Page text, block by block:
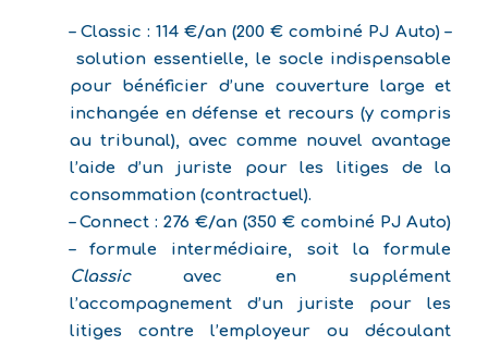
– Classic : 114 €/an (200 € combiné PJ Auto) –
solution essentielle, le socle indispensable
pour bénéficier d’une couverture large et
inchangée en défense et recours (y compris
au tribunal), avec comme nouvel avantage
l’aide d’un juriste pour les litiges de la
consommation (contractuel).
–Connect : 276 €/an (350 € combiné PJ Auto)
– formule intermédiaire, soit la formule
Classicavec en supplément
l’accompagnement d’un juriste pour les
litiges contre l’employeur ou découlant